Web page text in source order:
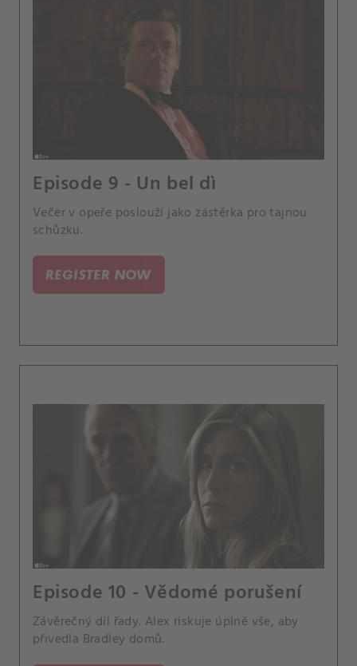
Episode 9 - Un bel dì
Večer v opeře poslouží jako zástěrka pro tajnou
schůzku.
REGISTER NOW
Episode 10 - Vědomé porušení
Závěrečný díl řady. Alex riskuje úplně vše, aby
přivedla Bradley domů.